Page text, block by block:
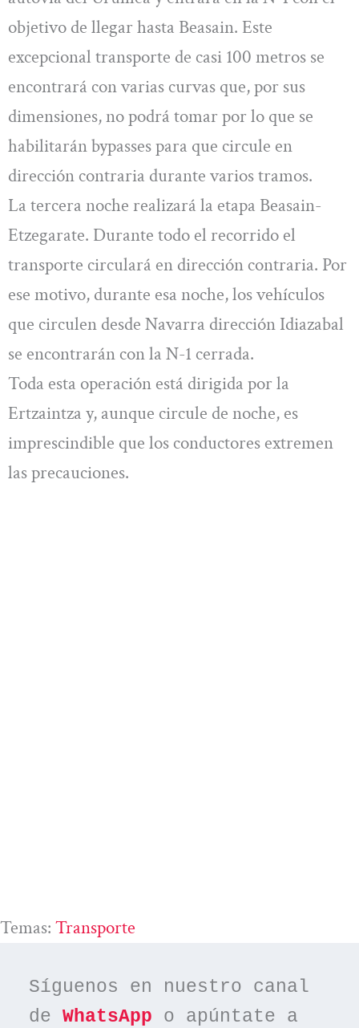
objetivo de llegar hasta Beasain. Este
excepcional transporte de casi 100 metros se
encontrará con varias curvas que, por sus
dimensiones, no podrá tomar por lo que se
habilitarán bypasses para que circule en
dirección contraria durante varios tramos.
La tercera noche realizará la etapa Beasain-
Etzegarate. Durante todo el recorrido el
transporte circulará en dirección contraria. Por
ese motivo, durante esa noche, los vehículos
que circulen desde Navarra dirección Idiazabal
se encontrarán con la N-1 cerrada.
Toda esta operación está dirigida por la
Ertzaintza y, aunque circule de noche, es
imprescindible que los conductores extremen
las precauciones.
Temas: Transporte
Síguenos en nuestro canal
de WhatsApp o apúntate a